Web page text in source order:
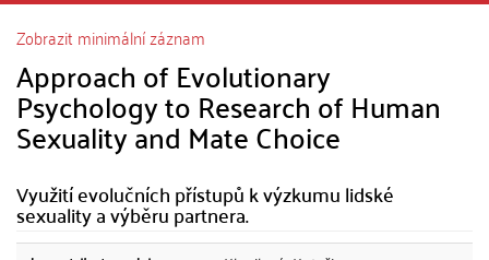
Zobrazit minimální záznam
Approach of Evolutionary
Psychology to Research of Human
Sexuality and Mate Choice
Využití evolučních přístupů k výzkumu lidské
sexuality a výběru partnera.